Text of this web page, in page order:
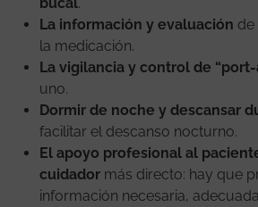
La información y evaluación
la medicación.
La vigilancia y control de “port-
uno.
Dormir de noche y descansar
facilitar el descanso nocturno.
El apoyo profesional al
cuidador más directo: hay que
información necesaria,